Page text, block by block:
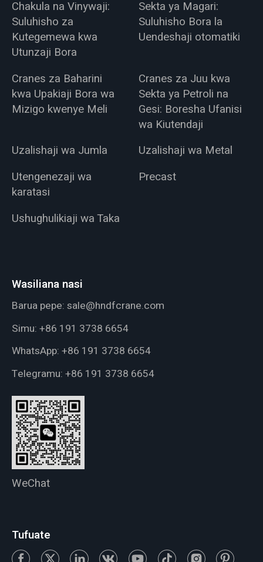
Chakula na Vinywaji:
Suluhisho za
Kutegemewa kwa
Utunzaji Bora
Sekta ya Magari:
Suluhisho Bora la
Uendeshaji otomatiki
Cranes za Baharini
kwa Upakiaji Bora wa
Mizigo kwenye Meli
Cranes za Juu kwa
Sekta ya Petroli na
Gesi: Boresha Ufanisi
wa Kiutendaji
Uzalishaji wa Jumla
Uzalishaji wa Metal
Utengenezaji wa
karatasi
Precast
Ushughulikiaji wa Taka
Wasiliana nasi
Barua pepe: sale@hndfcrane.com
Simu: +86 191 3738 6654
WhatsApp: +86 191 3738 6654
Telegramu: +86 191 3738 6654
WeChat
Tufuate